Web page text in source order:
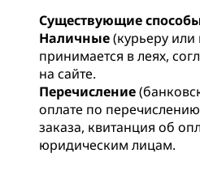
Существующие
Наличные(курьеру
принимается в леях,
на сайте.
Перечисление
оплате по
заказа, квитанция об
юридическим лицам.